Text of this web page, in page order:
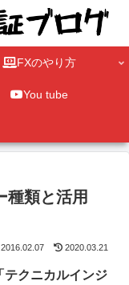
FXのやり方
You tube
種類と活用
2016.02.07 2020.03.21
テクニカルインジ